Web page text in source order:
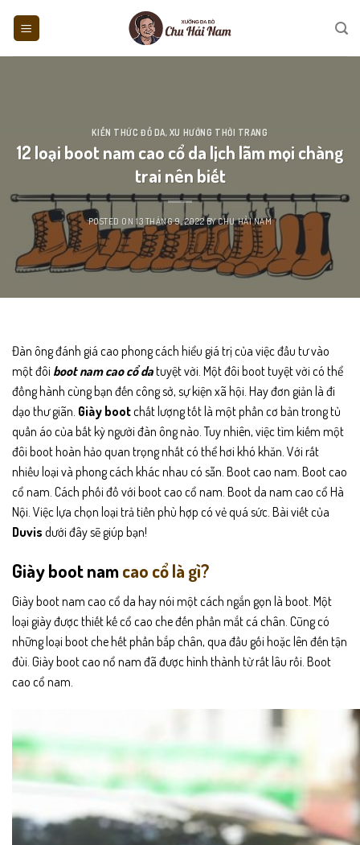
KIẾN THỨC ĐỒ DA, XU HƯỚNG THỜI TRANG
12 loại boot nam cao cổ da lịch lãm mọi chàng
trai nên biết
POSTED ON13 THÁNG 9, 2022BYCHU HẢI NAM
Đàn ông đánh giá cao phong cách hiểu giá trị của việc đầu tư vào
một đôi boot nam cao cổ datuyệt vời. Một đôi boot tuyệt vời có thể
đồng hành cùng bạn đến công sở, sự kiện xã hội. Hay đơn giản là đi
dạo thư giãn. Giày bootchất lượng tốt là một phần cơ bản trong tủ
quần áo của bất kỳ người đàn ông nào. Tuy nhiên, việc tìm kiếm một
đôi boot hoàn hảo quan trọng nhất có thể hơi khó khăn. Với rất
nhiều loại và phong cách khác nhau có sẵn. Boot cao nam. Boot cao
cổ nam. Cách phối đồ với boot cao cổ nam. Boot da nam cao cổ Hà
Nội. Việc lựa chọn loại trả tiền phù hợp có vẻ quá sức. Bài viết của
Duvis dưới đây sẽ giúp bạn!
Giày boot namcao cổ là gì?
Giày boot nam cao cổ da hay nói một cách ngắn gọn là boot. Một
loại giày được thiết kế cổ cao che đến phần mắt cá chân. Cũng có
những loại boot che hết phần bắp chân, qua đầu gối hoặc lên đến tận
đùi. Giày boot cao nổ nam đã được hình thành từ rất lâu rồi. Boot
cao cổ nam.